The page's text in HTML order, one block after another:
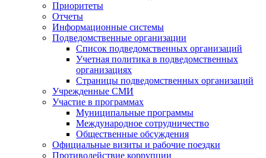
Приоритеты
Отчеты
Информационные системы
Подведомственные организации
Список подведомственных организаций
Учетная политика в подведомственных
организациях
Страницы подведомственных организаций
Учрежденные СМИ
Участие в программах
Муниципальные программы
Международное сотрудничество
Общественные обсуждения
Официальные визиты и рабочие поездки
Противодействие коррупции